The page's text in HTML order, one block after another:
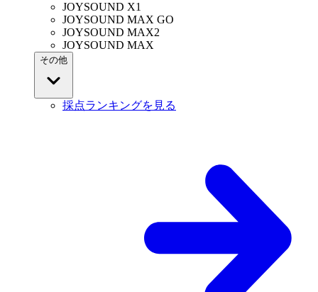
JOYSOUND X1
JOYSOUND MAX GO
JOYSOUND MAX2
JOYSOUND MAX
その他
採点ランキングを見る